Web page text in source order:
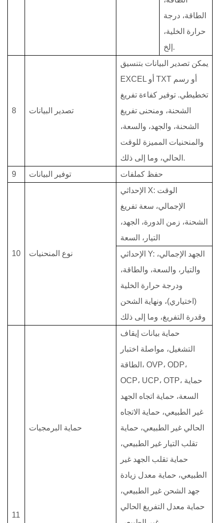
الطاقة، درجة
حرارة الخلية،
إلخ.
8 تصدير البيانات
يمكن تصدير البيانات بتنسيق
EXCEL أو TXT أو رسم
تخطيطي. توفير كفاءة تفريغ
الشحنة، ومنحنى تفريغ
الشحنة، والجهد، والسعة،
والمنحنيات المميزة للوقت
الحالي، وما إلى ذلك.
9
توفير البيانات حفظ كملفات
10 نوع المنحنيات
الإحداثي X: الوقت
الإجمالي، سعة تفريغ
الشحنة، زمن الدورة، الجهد،
التيار، السعة
الإحداثي Y: الجهد الإجمالي،
والتيار، والسعة، والطاقة،
ودرجة حرارة الخلية
(اختياري)، ونهاية الشحن
وقدرة التفريغ، وما إلى ذلك
11
حماية البرمجيات
حماية بيانات إيقاف
التشغيل، مواصلة اختبار
الطاقة، OVP، ODP،
OCP، UCP، OTP، حماية
السعة، حماية اتجاه الجهد
غير الطبيعي، حماية الاتجاه
الحالي غير الطبيعي، حماية
تقلب التيار غير الطبيعي،
حماية تقلب الجهد غير
الطبيعي، حماية معدل زيادة
جهد الشحن غير الطبيعي،
حماية معدل التفريغ الحالي